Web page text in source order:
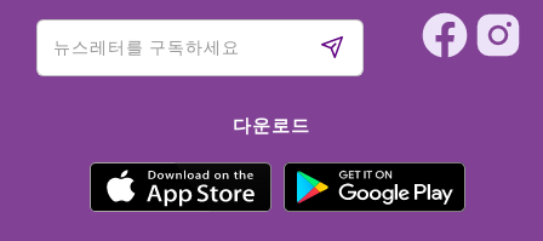
다운로드